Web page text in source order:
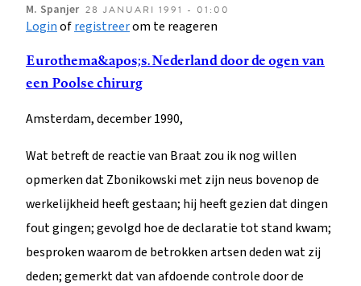
M. Spanjer 28 JANUARI 1991 - 01:00
Loginofregistreerom te reageren
Eurothema&apos;s. Nederland door de ogen van
een Poolse chirurg
Amsterdam, december 1990,
Wat betreft de reactie van Braat zou ik nog willen
opmerken dat Zbonikowski met zijn neus bovenop de
werkelijkheid heeft gestaan; hij heeft gezien dat dingen
fout gingen; gevolgd hoe de declaratie tot stand kwam;
besproken waarom de betrokken artsen deden wat zij
deden; gemerkt dat van afdoende controle door de